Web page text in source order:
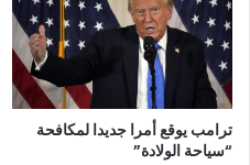
ترامب يوقع أمرا جديدا لمكافحة
“سياحة الولادة”